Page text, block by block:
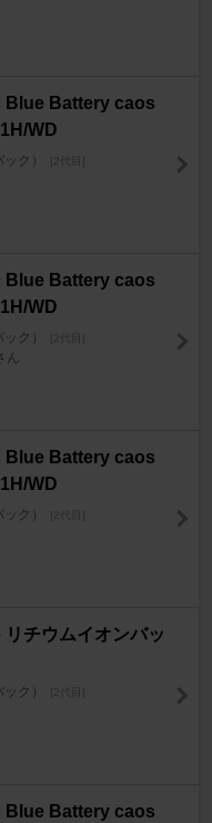
Blue Battery caos
WD
ク） [2代目]
Blue Battery caos
WD
ク） [2代目]
ん
Blue Battery caos
WD
ク） [2代目]
リチウムイオンバッ
ク） [2代目]
Blue Battery caos